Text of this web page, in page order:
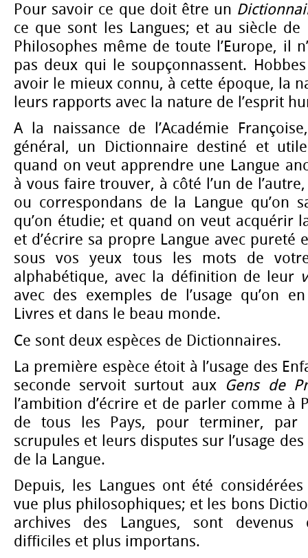
Pour savoir ce que doit être un
ce que sont les Langues; et au siècle
Philosophes même de toute l’Europe, il
pas deux qui le soupçonnassent.
avoir le mieux connu, à cette époque, la
leurs rapports avec la nature de l’esprit
A la naissance de l’Académie
général, un Dictionnaire destiné et
quand on veut apprendre une Langue
à vous faire trouver, à côté l’un de
ou correspondans de la Langue qu’on
qu’on étudie; et quand on veut acquérir
et d’écrire sa propre Langue avec pureté
sous vos yeux tous les mots de
alphabétique, avec la définition de leur
avec des exemples de l’usage qu’on
Livres et dans le beau monde.
Ce sont deux espèces de Dictionnaires.
La première espèce étoit à l’usage des
seconde servoit surtout aux Gens de
l’ambition d’écrire et de parler comme à
de tous les Pays, pour terminer, par
scrupules et leurs disputes sur l’usage
de la Langue.
Depuis, les Langues ont été
vue plus philosophiques; et les bons
archives des Langues, sont devenus
difficiles et plus importans.